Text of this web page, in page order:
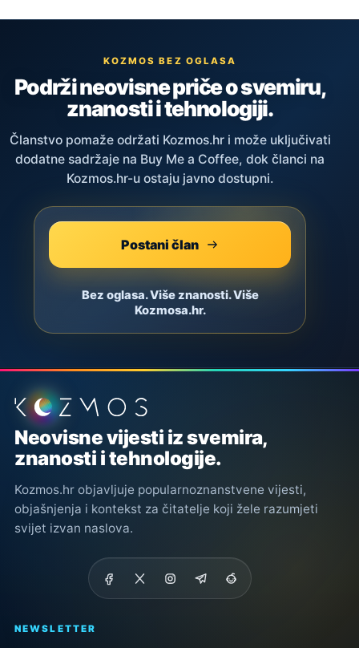
KOZMOS BEZ OGLASA
Podrži neovisne priče o svemiru,
znanosti i tehnologiji.
Članstvo pomaže održati Kozmos.hr i može uključivati
dodatne sadržaje na Buy Me a Coffee, dok članci na
Kozmos.hr-u ostaju javno dostupni.
Postani član
Bez oglasa. Više znanosti. Više
Kozmosa.hr.
Podnožje stranice
Neovisne vijesti iz svemira,
znanosti i tehnologije.
Kozmos.hr objavljuje popularnoznanstvene vijesti,
objašnjenja i kontekst za čitatelje koji žele razumjeti
svijet izvan naslova.
NEWSLETTER